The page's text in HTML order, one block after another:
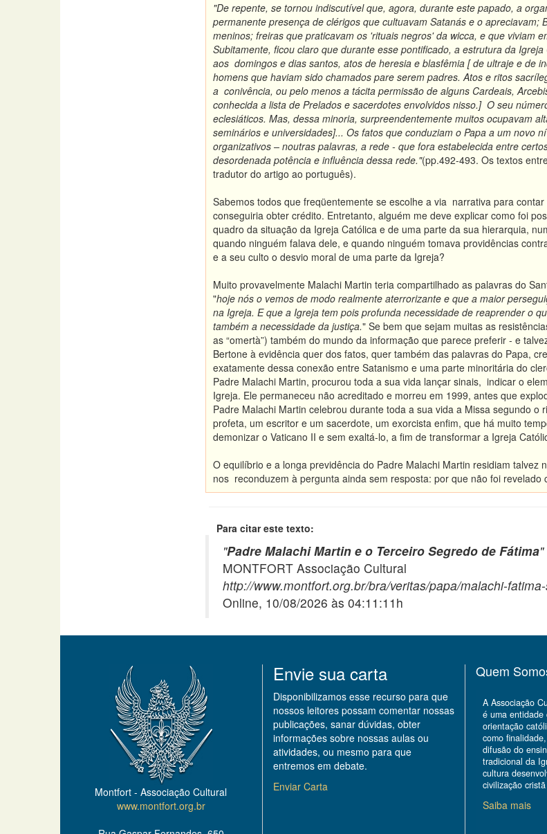
"De repente, se tornou indiscutível que, agora, durante este papado, a
permanente presença de clérigos que cultuavam Satanás e o
meninos; freiras que praticavam os 'rituais negros' da wicca, e que viviam
Subitamente, ficou claro que durante esse pontificado, a estrutura da
aos domingos e dias santos, atos de heresia e blasfêmia [ de ultraje e
homens que haviam sido chamados pare serem padres. Atos e ritos
a conivência, ou pelo menos a tácita permissão de alguns Cardeais,
conhecida a lista de Prelados e sacerdotes envolvidos nisso.] O seu
eclesiáticos. Mas, dessa minoria, surpreendentemente muitos ocupavam
seminários e universidades]... Os fatos que conduziam o Papa a um novo
organizativos – noutras palavras, a rede - que fora estabelecida entre
desordenada potência e influência dessa rede."(pp.492-493. Os textos
tradutor do artigo ao português).
Sabemos todos que freqüentemente se escolhe a via narrativa para
conseguiria obter crédito. Entretanto, alguém me deve explicar como foi
quadro da situação da Igreja Católica e de uma parte da sua hierarquia,
quando ninguém falava dele, e quando ninguém tomava providências
e a seu culto o desvio moral de uma parte da Igreja?
Muito provavelmente Malachi Martin teria compartilhado as palavras do
"hoje nós o vemos de modo realmente aterrorizante e que a maior
na Igreja. E que a Igreja tem pois profunda necessidade de reaprender o
também a necessidade da justiça." Se bem que sejam muitas as
as “omertà”) também do mundo da informação que parece preferir - e
Bertone à evidência quer dos fatos, quer também das palavras do Papa,
exatamente dessa conexão entre Satanismo e uma parte minoritária do
Padre Malachi Martin, procurou toda a sua vida lançar sinais, indicar o
Igreja. Ele permaneceu não acreditado e morreu em 1999, antes que
Padre Malachi Martin celebrou durante toda a sua vida a Missa segundo
profeta, um escritor e um sacerdote, um exorcista enfim, que há muito
demonizar o Vaticano II e sem exaltá-lo, a fim de transformar a Igreja
O equilíbrio e a longa previdência do Padre Malachi Martin residiam
nos reconduzem à pergunta ainda sem resposta: por que não foi
Para citar este texto:
"Padre Malachi Martin e o Terceiro Segredo de Fátima"
MONTFORT Associação Cultural
http://www.montfort.org.br/bra/veritas/papa/malachi-
Online, 10/08/2026 às 04:11:11h
Montfort - Associação Cultural
www.montfort.org.br
Envie sua carta
Disponibilizamos esse recurso para que
nossos leitores possam comentar nossas
publicações, sanar dúvidas, obter
informações sobre nossas aulas ou
atividades, ou mesmo para que
entremos em debate.
Enviar Carta
Quem
A Associação
é uma entidade
orientação
como
difusão do
tradicional da
cultura
civilização
Saiba mais